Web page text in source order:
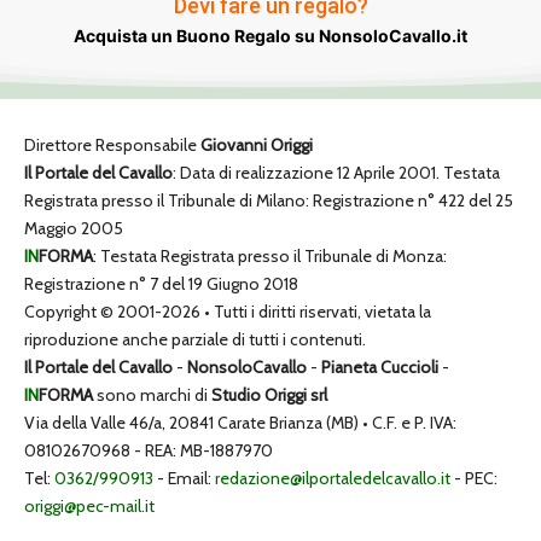
Acquista un Buono Regalo su NonsoloCavallo.it
Direttore ResponsabileGiovanni Origgi
Il Portale del Cavallo: Data di realizzazione 12 Aprile 2001. Testata
Registrata presso il Tribunale di Milano: Registrazione n° 422 del 25
Maggio 2005
INFORMA: Testata Registrata presso il Tribunale di Monza:
Registrazione n° 7 del 19 Giugno 2018
Copyright © 2001-2026 • Tutti i diritti riservati, vietata la
riproduzione anche parziale di tutti i contenuti.
Il Portale del Cavallo - NonsoloCavallo - Pianeta Cuccioli -
INFORMAsono marchi di Studio Origgi srl
Via della Valle 46/a, 20841 Carate Brianza (MB) • C.F. e P. IVA:
08102670968 - REA: MB-1887970
Tel: 0362/990913 - Email: redazione@ilportaledelcavallo.it - PEC:
origgi@pec-mail.it